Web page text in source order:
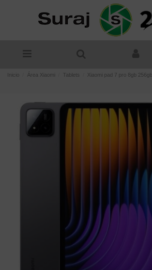
Inicio Área Xiaomi Tablets Xiaomi pad 7 pro 8gb 256gb